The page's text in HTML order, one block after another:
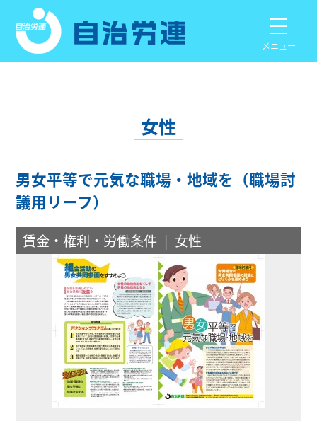
メニュー
女性
男女平等で元気な職場・地域を（職場討
議用リーフ）
賃金・権利・労働条件 女性